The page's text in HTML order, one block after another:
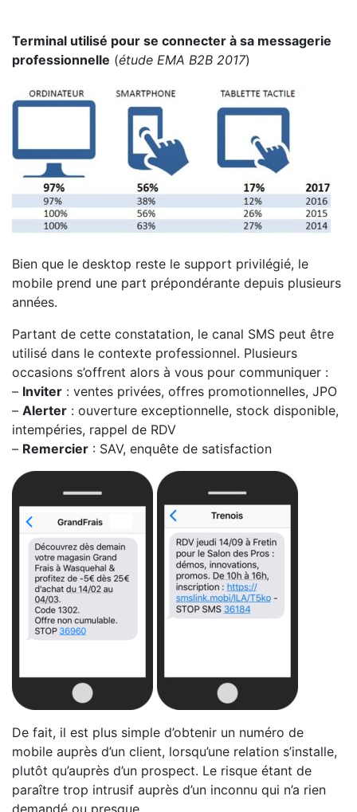
Terminal utilisé pour se connecter à sa messagerie
professionnelle (étude EMA B2B 2017)
Bien que le desktop reste le support privilégié, le
mobile prend une part prépondérante depuis plusieurs
années.
Partant de cette constatation, le canal SMS peut être
utilisé dans le contexte professionnel. Plusieurs
occasions s’offrent alors à vous pour communiquer :
– Inviter : ventes privées, offres promotionnelles, JPO
– Alerter : ouverture exceptionnelle, stock disponible,
intempéries, rappel de RDV
– Remercier : SAV, enquête de satisfaction
De fait, il est plus simple d’obtenir un numéro de
mobile auprès d’un client, lorsqu’une relation s’installe,
plutôt qu’auprès d’un prospect. Le risque étant de
paraître trop intrusif auprès d’un inconnu qui n’a rien